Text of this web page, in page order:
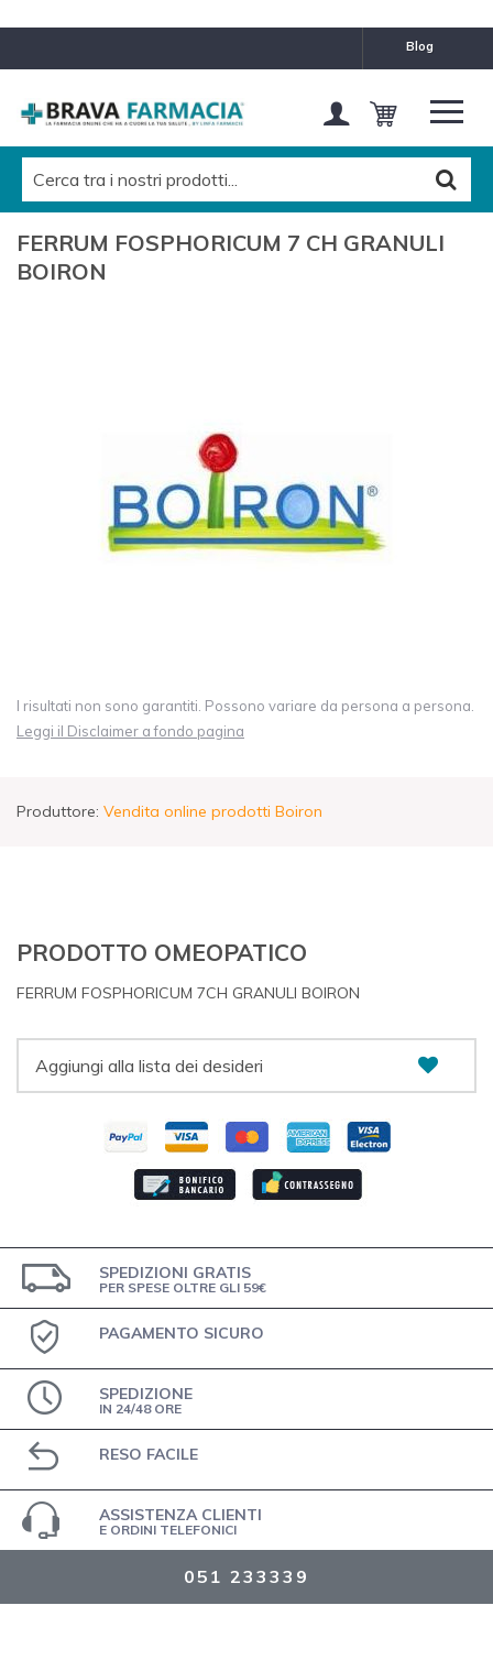
blog
FERRUM FOSPHORICUM 7 CH GRANULI
BOIRON
I risultati non sono garantiti. Possono variare da persona a persona.
Leggi il Disclaimer a fondo pagina
Produttore: Vendita online prodotti Boiron
PRODOTTO OMEOPATICO
FERRUM FOSPHORICUM 7CH GRANULI BOIRON
Aggiungi alla lista dei desideri
SPEDIZIONI GRATIS
PER SPESE OLTRE GLI 59€
PAGAMENTO SICURO
SPEDIZIONE
IN 24/48 ORE
RESO FACILE
ASSISTENZA CLIENTI
E ORDINI TELEFONICI
051 233339